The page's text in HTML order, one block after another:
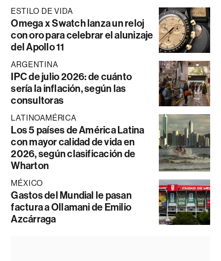
ESTILO DE VIDA
Omega x Swatch lanza un reloj
con oro para celebrar el alunizaje
del Apollo 11
ARGENTINA
IPC de julio 2026: de cuánto
sería la inflación, según las
consultoras
LATINOAMÉRICA
Los 5 países de América Latina
con mayor calidad de vida en
2026, según clasificación de
Wharton
MÉXICO
Gastos del Mundial le pasan
factura a Ollamani de Emilio
Azcárraga